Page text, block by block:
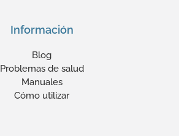
Información
Blog
Problemas de salud
Manuales
Cómo utilizar